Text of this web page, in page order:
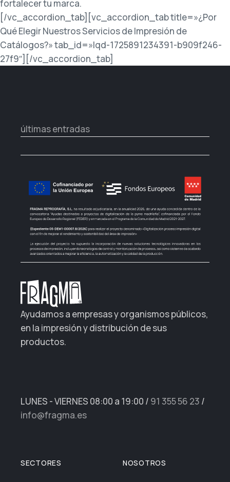
fortalecer tu marca.
[/vc_accordion_tab][vc_accordion_tab title=»¿Por
Qué Elegir Nuestros Servicios de Impresión de
Catálogos?» tab_id=»lqd-1725891234391-b909f246-
27f9″][/vc_accordion_tab]
últimas entradas
Ayudamos a empresas y organismos públicos,
en la impresión y distribución de sus
productos.
LUNES - VIERNES 08:00 a 19:00 / 91 355 56 23 /
info@fragma.es
SECTORES NOSOTROS